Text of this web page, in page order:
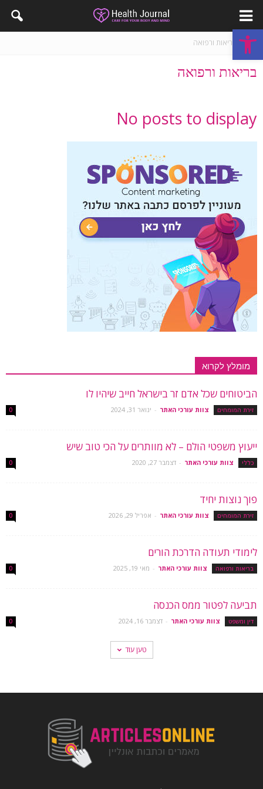
פתח סרגל נגישות
בית בריאות ורפואה
בריאות ורפואה
No posts to display
מומלץ לקרוא
הביטוחים שכל אדם זר בישראל חייב שיהיו לו
זירת המומחים צוות עורכי האתר - ינואר 31, 2024 0
ייעוץ משפטי הולם – לא מוותרים על הכי טוב שיש
כללי צוות עורכי האתר - דצמבר 27, 2020 0
פוך נוצות יחיד
זירת המומחים צוות עורכי האתר - אפריל 29, 2026 0
לימודי תעודה הדרכת הורים
בריאות ורפואה צוות עורכי האתר - מאי 19, 2025 0
תביעה לפטור ממס הכנסה
דין ומשפט צוות עורכי האתר - דצמבר 16, 2024 0
טען עוד